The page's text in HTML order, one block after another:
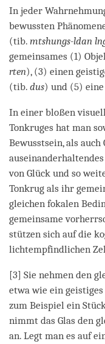
In jeder
bewussten
(tib. mtshungs-ldan
gemeinsames (1)
rten), (3) einen
(tib. dus) und (5)
In einer bloßen
Tonkruges hat man
Bewusstsein, als
von Glück und so
Tonkrug als ihr
gleichen fokalen
gemeinsame
stützen sich auf die
lichtempfindlichen
[3] Sie nehmen den
etwa wie ein
zum Beispiel ein
nimmt das Glas den
an. Legt man es auf